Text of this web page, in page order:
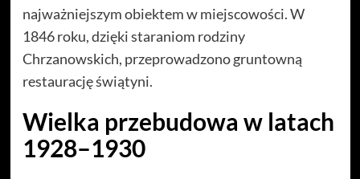
najważniejszym obiektem w miejscowości. W
1846 roku, dzięki staraniom rodziny
Chrzanowskich, przeprowadzono gruntowną
restaurację świątyni.
Wielka przebudowa w latach
1928–1930